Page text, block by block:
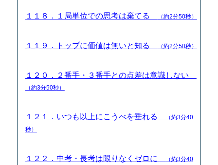
１１８．１局単位での思考は棄てる （約2分50秒）
１１９．トップに価値は無いと知る （約2分50秒）
１２０．２番手・３番手との点差は意識しない
（約3分50秒）
１２１．いつも以上にこうべを垂れる
（約3分40
秒）
１２２．中考・長考は限りなくゼロに
（約3分40